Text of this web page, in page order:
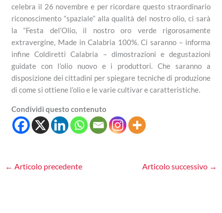
celebra il 26 novembre e per ricordare questo straordinario
riconoscimento “spaziale” alla qualità del nostro olio, ci sarà
la “Festa del’Olio, il nostro oro verde rigorosamente
extravergine, Made in Calabria 100%. Ci saranno – informa
infine Coldiretti Calabria – dimostrazioni e degustazioni
guidate con l’olio nuovo e i produttori. Che saranno a
disposizione dei cittadini per spiegare tecniche di produzione
di come si ottiene l’olio e le varie cultivar e caratteristiche.
Condividi questo contenuto
← Articolo precedente Articolo successivo →